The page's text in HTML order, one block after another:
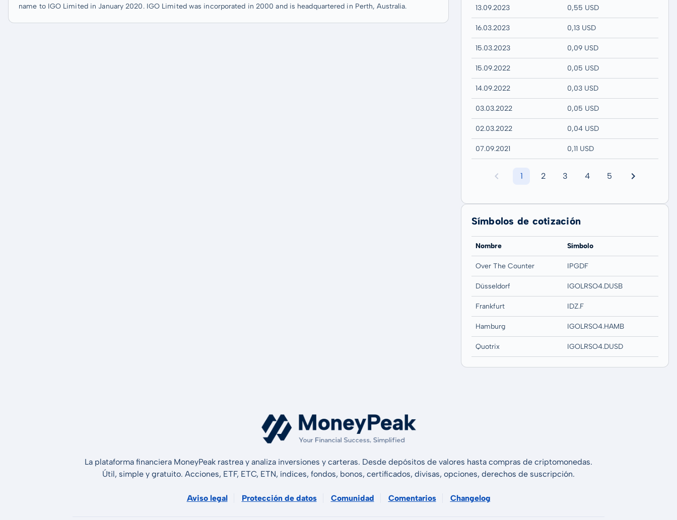
name to IGO Limited in January 2020. IGO Limited was incorporated in 2000 and is headquartered in Perth, Australia.
13.09.2023 0,55 USD
16.03.2023 0,13 USD
15.03.2023 0,09 USD
15.09.2022 0,05 USD
14.09.2022 0,03 USD
03.03.2022 0,05 USD
02.03.2022 0,04 USD
07.09.2021 0,11 USD
1 2 3 4 5
Símbolos de cotización
Nombre Símbolo
Over The Counter IPGDF
Düsseldorf IGOLRSO4.DUSB
Frankfurt IDZ.F
Hamburg IGOLRSO4.HAMB
Quotrix IGOLRSO4.DUSD
La plataforma financiera MoneyPeak rastrea y analiza inversiones y carteras. Desde depósitos de valores hasta compras de criptomonedas.
Útil, simple y gratuito. Acciones, ETF, ETC, ETN, índices, fondos, bonos, certificados, divisas, opciones, derechos de suscripción.
Aviso legal Protección de datos Comunidad Comentarios Changelog